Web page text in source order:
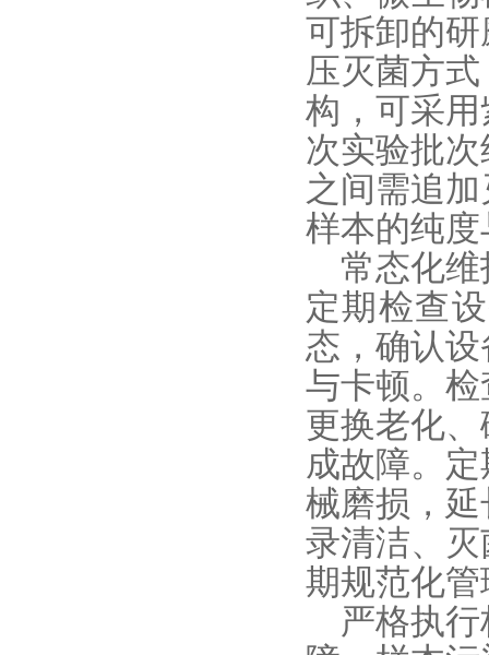
可拆卸的
压灭菌方
构，可采
次实验批
之间需追
样本的纯
常态化维
定期检查
态，确认
与卡顿。
更换老化
成故障。
械磨损，
录清洁、
期规范化管
严格执行